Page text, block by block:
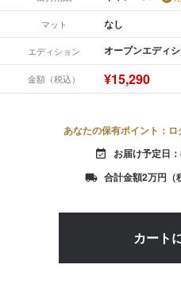
マット なし
エディション オープンエディ
金額（税込） ¥15,290
あなたの保有ポイント：
event_available お届け予定日
local_shipping 合計金額2万円（